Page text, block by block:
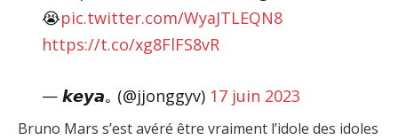
😭pic.twitter.com/WyaJTLEQN8
https://t.co/xg8FlFS8vR
— 𝙠𝙚𝙮𝙖｡ (@jjonggyv) 17 juin 2023
Bruno Mars s’est avéré être vraiment l’idole des idoles